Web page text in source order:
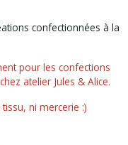
confectionnées à la
pour les confections
atelier Jules & Alice.
ni mercerie :)